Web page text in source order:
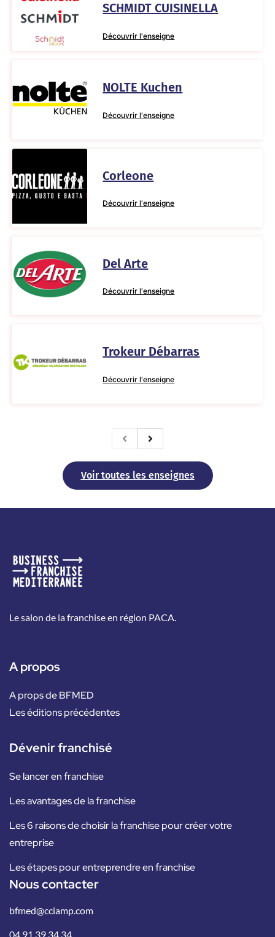
SCHMIDT CUISINELLA
Découvrir l'enseigne
NOLTE Kuchen
Découvrir l'enseigne
Corleone
Découvrir l'enseigne
Del Arte
Découvrir l'enseigne
Trokeur Débarras
Découvrir l'enseigne
Voir toutes les enseignes
Le salon de la franchise en région PACA.
A propos
A props de BFMED
Les éditions précédentes
Dévenir franchisé
Se lancer en franchise
Les avantages de la franchise
Les 6 raisons de choisir la franchise pour créer votre
entreprise
Les étapes pour entreprendre en franchise
Nous contacter
bfmed@cciamp.com
04 91 39 34 34